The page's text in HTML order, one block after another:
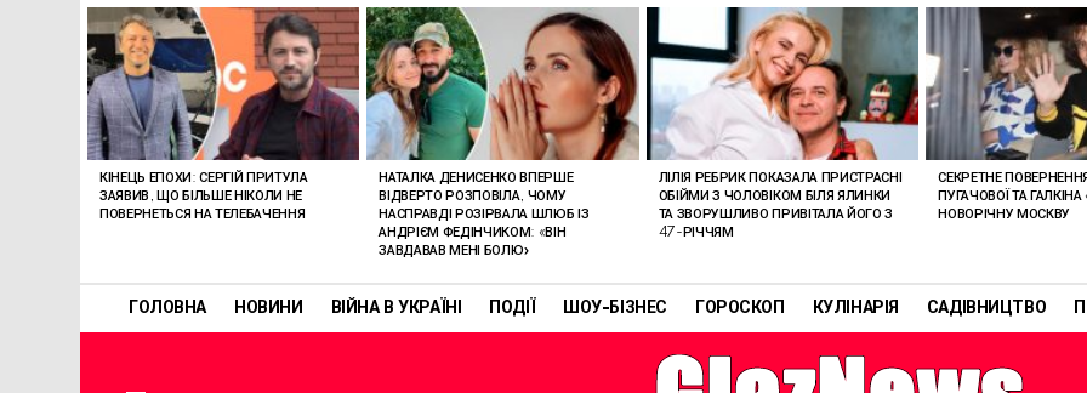
ГОЛОВНА НОВИНИ ВІЙНА В УКРАЇНІ ПОДІЇ ШОУ-БІЗНЕС ГОРОСКОП КУЛІНАРІЯ САДІВНИЦТВО
ОСТАННІ
СТАТТІ
КІНЕЦЬ ЕПОХИ: СЕРГІЙ ПРИТУЛА
ЗАЯВИВ, ЩО БІЛЬШЕ НІКОЛИ НЕ
ПОВЕРНЕТЬСЯ НА ТЕЛЕБАЧЕННЯ
НАТАЛКА ДЕНИСЕНКО ВПЕРШЕ
ВІДВЕРТО РОЗПОВІЛА, ЧОМУ
НАСПРАВДІ РОЗІРВАЛА ШЛЮБ ІЗ
АНДРІЄМ ФЕДІНЧИКОМ: «ВІН
ЗАВДАВАВ МЕНІ БОЛЮ»
ЛІЛІЯ РЕБРИК ПОКАЗАЛА ПРИСТРАСНІ
ОБІЙМИ З ЧОЛОВІКОМ БІЛЯ ЯЛИНКИ
ТА ЗВОРУШЛИВО ПРИВІТАЛА ЙОГО З
47-РІЧЧЯМ
СЕКРЕТНЕ
ПУГАЧОВОЇ ТА
НОВОРІЧНУ МОСКВУ